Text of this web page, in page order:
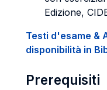
Edizione,
Testi d'esame &
disponibilità in
Prerequisiti